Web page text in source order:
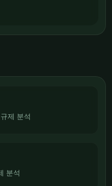
제 분석
분석